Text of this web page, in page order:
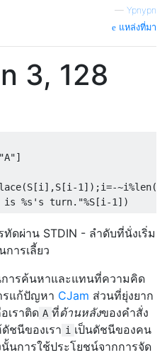
— Ypnypn
แหล่งที่มา
3, 128
"A"]
1]);i=-
%s's turn."%S [i -1 ])
ดผ่าน STDIN - ลำดับที่นั่งเริ่ม
ารเลี้ยว
การค้นหาและแทนที่ความคิด
รแก้ปัญหา CJam ส่วนที่ยุ่งยาก
เราติด A ที่ด้านหลังของคำสั่ง
ชนีของเรา i เป็นดัชนีของคน
นการใช้ประโยชน์จากการจัด